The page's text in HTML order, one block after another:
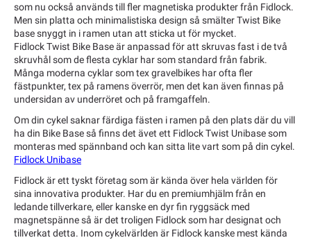
som nu också används till fler magnetiska produkter från Fidlock.
Men sin platta och minimalistiska design så smälter Twist Bike
base snyggt in i ramen utan att sticka ut för mycket.
Fidlock Twist Bike Base är anpassad för att skruvas fast i de två
skruvhål som de flesta cyklar har som standard från fabrik.
Många moderna cyklar som tex gravelbikes har ofta fler
fästpunkter, tex på ramens överrör, men det kan även finnas på
undersidan av underröret och på framgaffeln.
Om din cykel saknar färdiga fästen i ramen på den plats där du vill
ha din Bike Base så finns det ävet ett Fidlock Twist Unibase som
monteras med spännband och kan sitta lite vart som på din cykel.
Fidlock Unibase
Fidlock är ett tyskt företag som är kända över hela världen för
sina innovativa produkter. Har du en premiumhjälm från en
ledande tillverkare, eller kanske en dyr fin ryggsäck med
magnetspänne så är det troligen Fidlock som har designat och
tillverkat detta. Inom cykelvärlden är Fidlock kanske mest kända